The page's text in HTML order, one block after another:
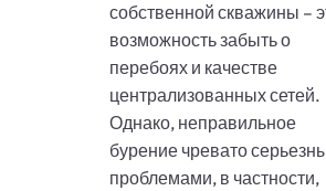
собственной скважины –
возможность забыть о
перебоях и качестве
централизованных сетей.
Однако, неправильное
бурение чревато
проблемами, в частности,